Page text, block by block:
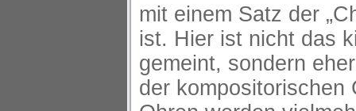
mit einem Satz der
ist. Hier ist nicht das
gemeint, sondern
der kompositorischen